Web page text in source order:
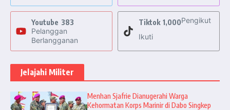
Youtube 383
Pelanggan
Berlangganan
Tiktok 1,000Pengikut
Ikuti
Jelajahi Militer
Menhan Sjafrie Dianugerahi Warga
Kehormatan Korps Marinir di Dabo Singkep